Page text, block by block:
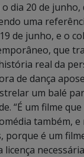
dia 20 de
uma
de junho, e o
que
real da
de dança
um balé
“É um filme
também, e
porque é um
licença